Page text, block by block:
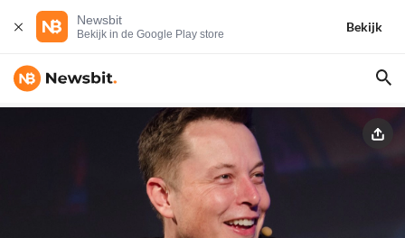
Newsbit
Bekijk in de Google Play store
Bekijk